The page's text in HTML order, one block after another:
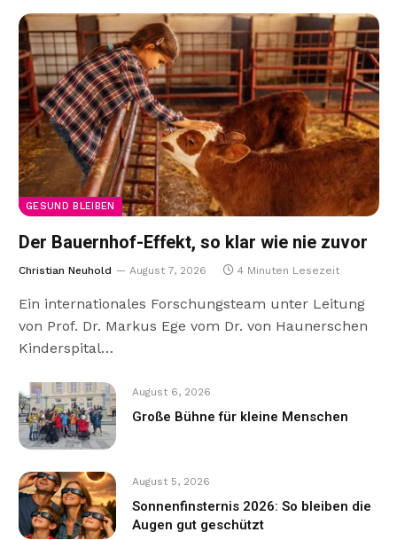
GESUND BLEIBEN
Der Bauernhof-Effekt, so klar wie nie zuvor
Christian Neuhold August 7, 2026 4 Minuten Lesezeit
Ein internationales Forschungsteam unter Leitung
von Prof. Dr. Markus Ege vom Dr. von Haunerschen
Kinderspital…
August 6, 2026
Große Bühne für kleine Menschen
August 5, 2026
Sonnenfinsternis 2026: So bleiben die
Augen gut geschützt